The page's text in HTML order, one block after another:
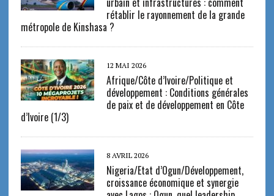
rétablir le rayonnement de la grande
métropole de Kinshasa ?
12 MAI 2026
Afrique/Côte d’Ivoire/Politique et
développement : Conditions générales
de paix et de développement en Côte
d’Ivoire (1/3)
8 AVRIL 2026
Nigeria/Etat d’Ogun/Développement,
croissance économique et synergie